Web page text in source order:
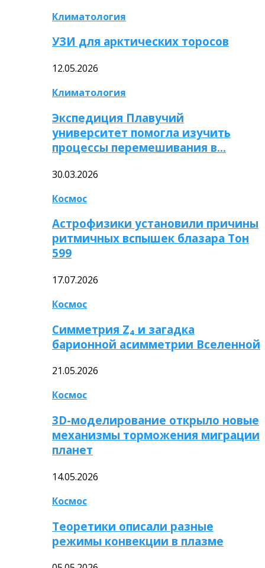
Климатология
УЗИ для арктических торосов
12.05.2026
Климатология
Экспедиция Плавучий
университет помогла изучить
процессы перемешивания в…
30.03.2026
Космос
Астрофизики установили причины
ритмичных вспышек блазара Тон
599
17.07.2026
Космос
Симметрия Z₄ и загадка
барионной асимметрии Вселенной
21.05.2026
Космос
3D-моделирование открыло новые
механизмы торможения миграции
планет
14.05.2026
Космос
Теоретики описали разные
режимы конвекции в плазме